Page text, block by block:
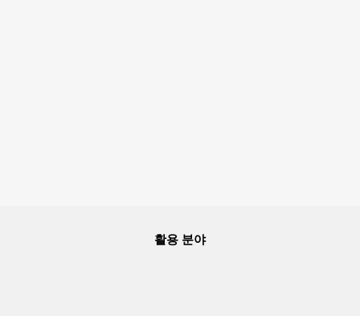
활용 분야